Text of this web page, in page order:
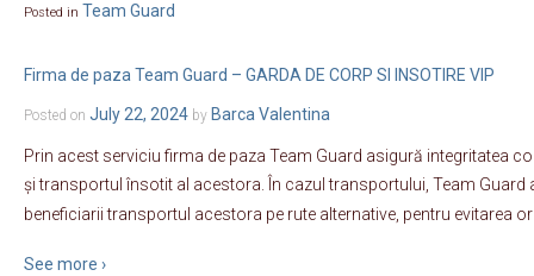
Posted in Team Guard
Firma de paza Team Guard – GARDA DE CORP SI INSOTIRE VIP
Posted on July 22, 2024 by Barca Valentina
Prin acest serviciu firma de paza Team Guard asigură integritatea
și transportul însotit al acestora. În cazul transportului, Team
beneficiarii transportul acestora pe rute alternative, pentru evitarea
See more ›